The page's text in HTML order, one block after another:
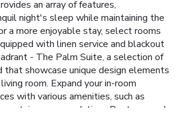
an array of features,
night's sleep while maintaining the
a more enjoyable stay, select rooms
with linen service and blackout
- The Palm Suite, a selection of
that showcase unique design elements
room. Expand your in-room
with various amenities, such as
certain accommodations.Rest assured